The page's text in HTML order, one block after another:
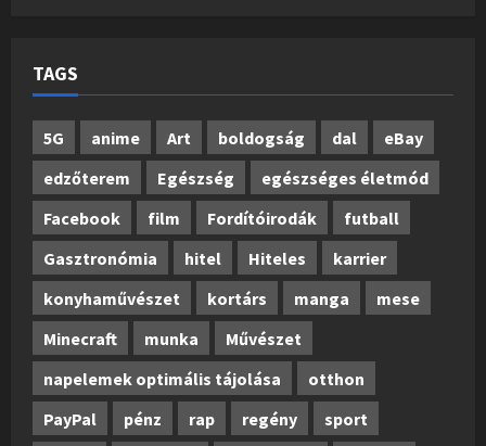
TAGS
5G anime Art boldogság dal
eBay
edzőterem
Egészség
egészséges életmód
Facebook
film Fordítóirodák
futball
Gasztronómia
hitel Hiteles
karrier
konyhaművészet
kortárs manga
mese
Minecraft
munka
Művészet
napelemek optimális tájolása
otthon
PayPal
pénz rap regény
sport